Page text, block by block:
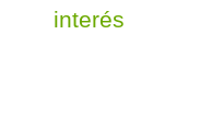
interés